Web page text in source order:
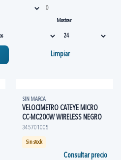
Mostrar
Limpiar
SIN MARCA
VELOCIMETRO CATEYE MICRO
CC-MC200W WIRELESS NEGRO
345701005
Sin stock
Consultar precio